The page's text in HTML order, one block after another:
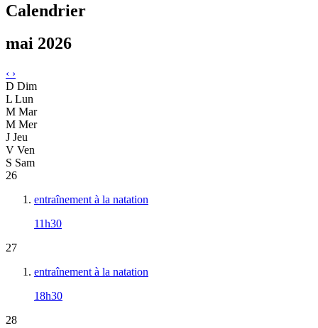
Calendrier
mai 2026
‹ ›
D Dim
L Lun
M Mar
M Mer
J Jeu
V Ven
S Sam
26
entraînement à la natation
11h30
27
entraînement à la natation
18h30
28